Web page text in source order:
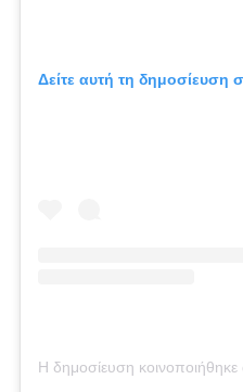
Δείτε αυτή τη δημοσίευση